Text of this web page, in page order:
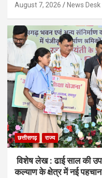
August 7, 2026 News Desk
छत्तीसगढ़ राज्य
विशेष लेख : ढाई साल की
कल्याण के क्षेत्र में नई पहचान